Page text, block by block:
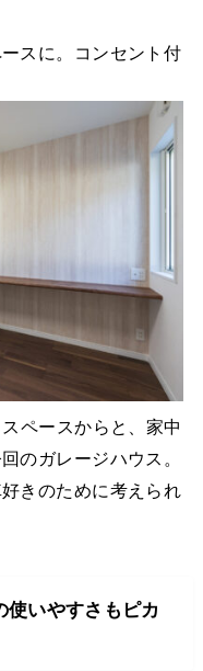
スに。コンセント付
ペースからと、家中
のガレージハウス。
きのために考えられ
使いやすさもピカ